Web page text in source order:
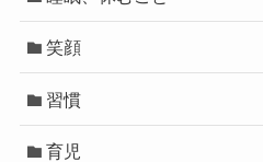
笑顔
習慣
育児